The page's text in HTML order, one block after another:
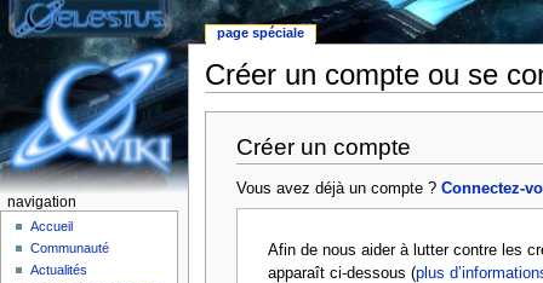
Créer un compte ou se
Créer un compte
Vous avez déjà un compte ?Connectez-
Afin de nous aider à lutter contre les
apparaît ci-dessous (plus
page spéciale
navigation
Accueil
Communauté
Actualités